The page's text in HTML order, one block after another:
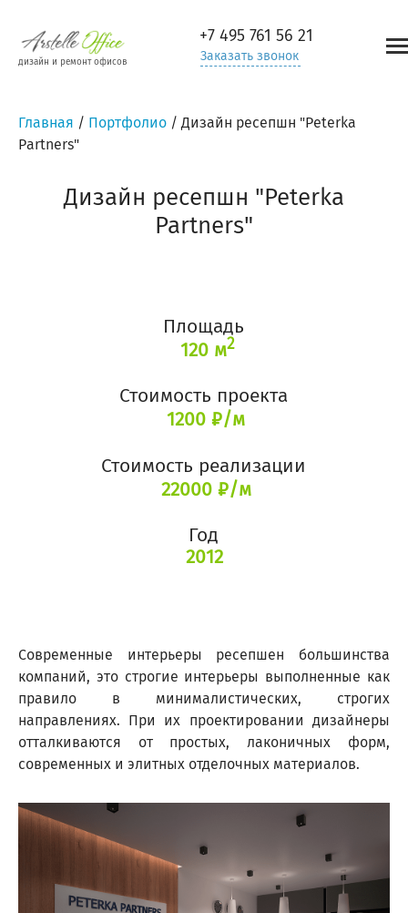
дизайн и ремонт офисов
+7 495761 56 21
Заказать звонок
Главная / Портфолио /Дизайн ресепшн "Peterka
Partners"
Дизайн ресепшн "Peterka
Partners"
Площадь
120 м2
Стоимость проекта
1200 ₽/м
Стоимость реализации
22000 ₽/м
Год
2012
Современные интерьеры ресепшен большинства
компаний, это строгие интерьеры выполненные как
правило в минималистических, строгих
направлениях. При их проектировании дизайнеры
отталкиваются от простых, лаконичных форм,
современных и элитных отделочных материалов.